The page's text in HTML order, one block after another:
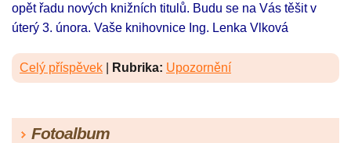
opět řadu nových knižních titulů. Budu se na Vás těšit v
úterý 3. února. Vaše knihovnice Ing. Lenka Vlková
Celý příspěvek Rubrika: Upozornění
Fotoalbum